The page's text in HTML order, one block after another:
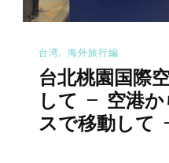
台湾 海外旅行編
台北桃園国際
して – 空港か
スで移動して